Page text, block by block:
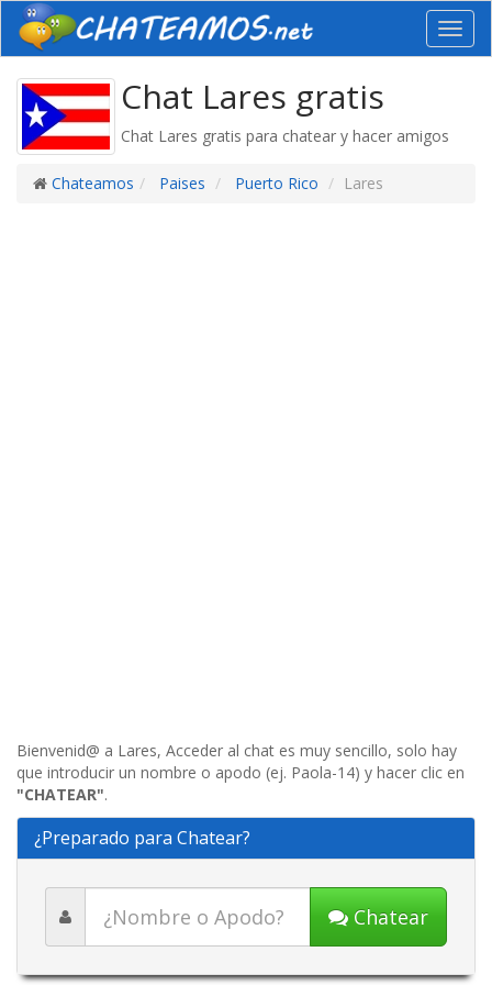
Chat Lares gratis
Chat Lares gratis para chatear y hacer amigos
Chateamos Paises Puerto Rico Lares
Bienvenid@ a Lares, Acceder al chat es muy sencillo, solo hay
que introducir un nombre o apodo (ej. Paola-14) y hacer clic en
"CHATEAR".
¿Preparado para Chatear?
Chatear